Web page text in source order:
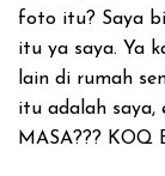
foto itu? Saya
itu ya saya. Ya
lain di rumah
itu adalah saya,
MASA??? KOQ